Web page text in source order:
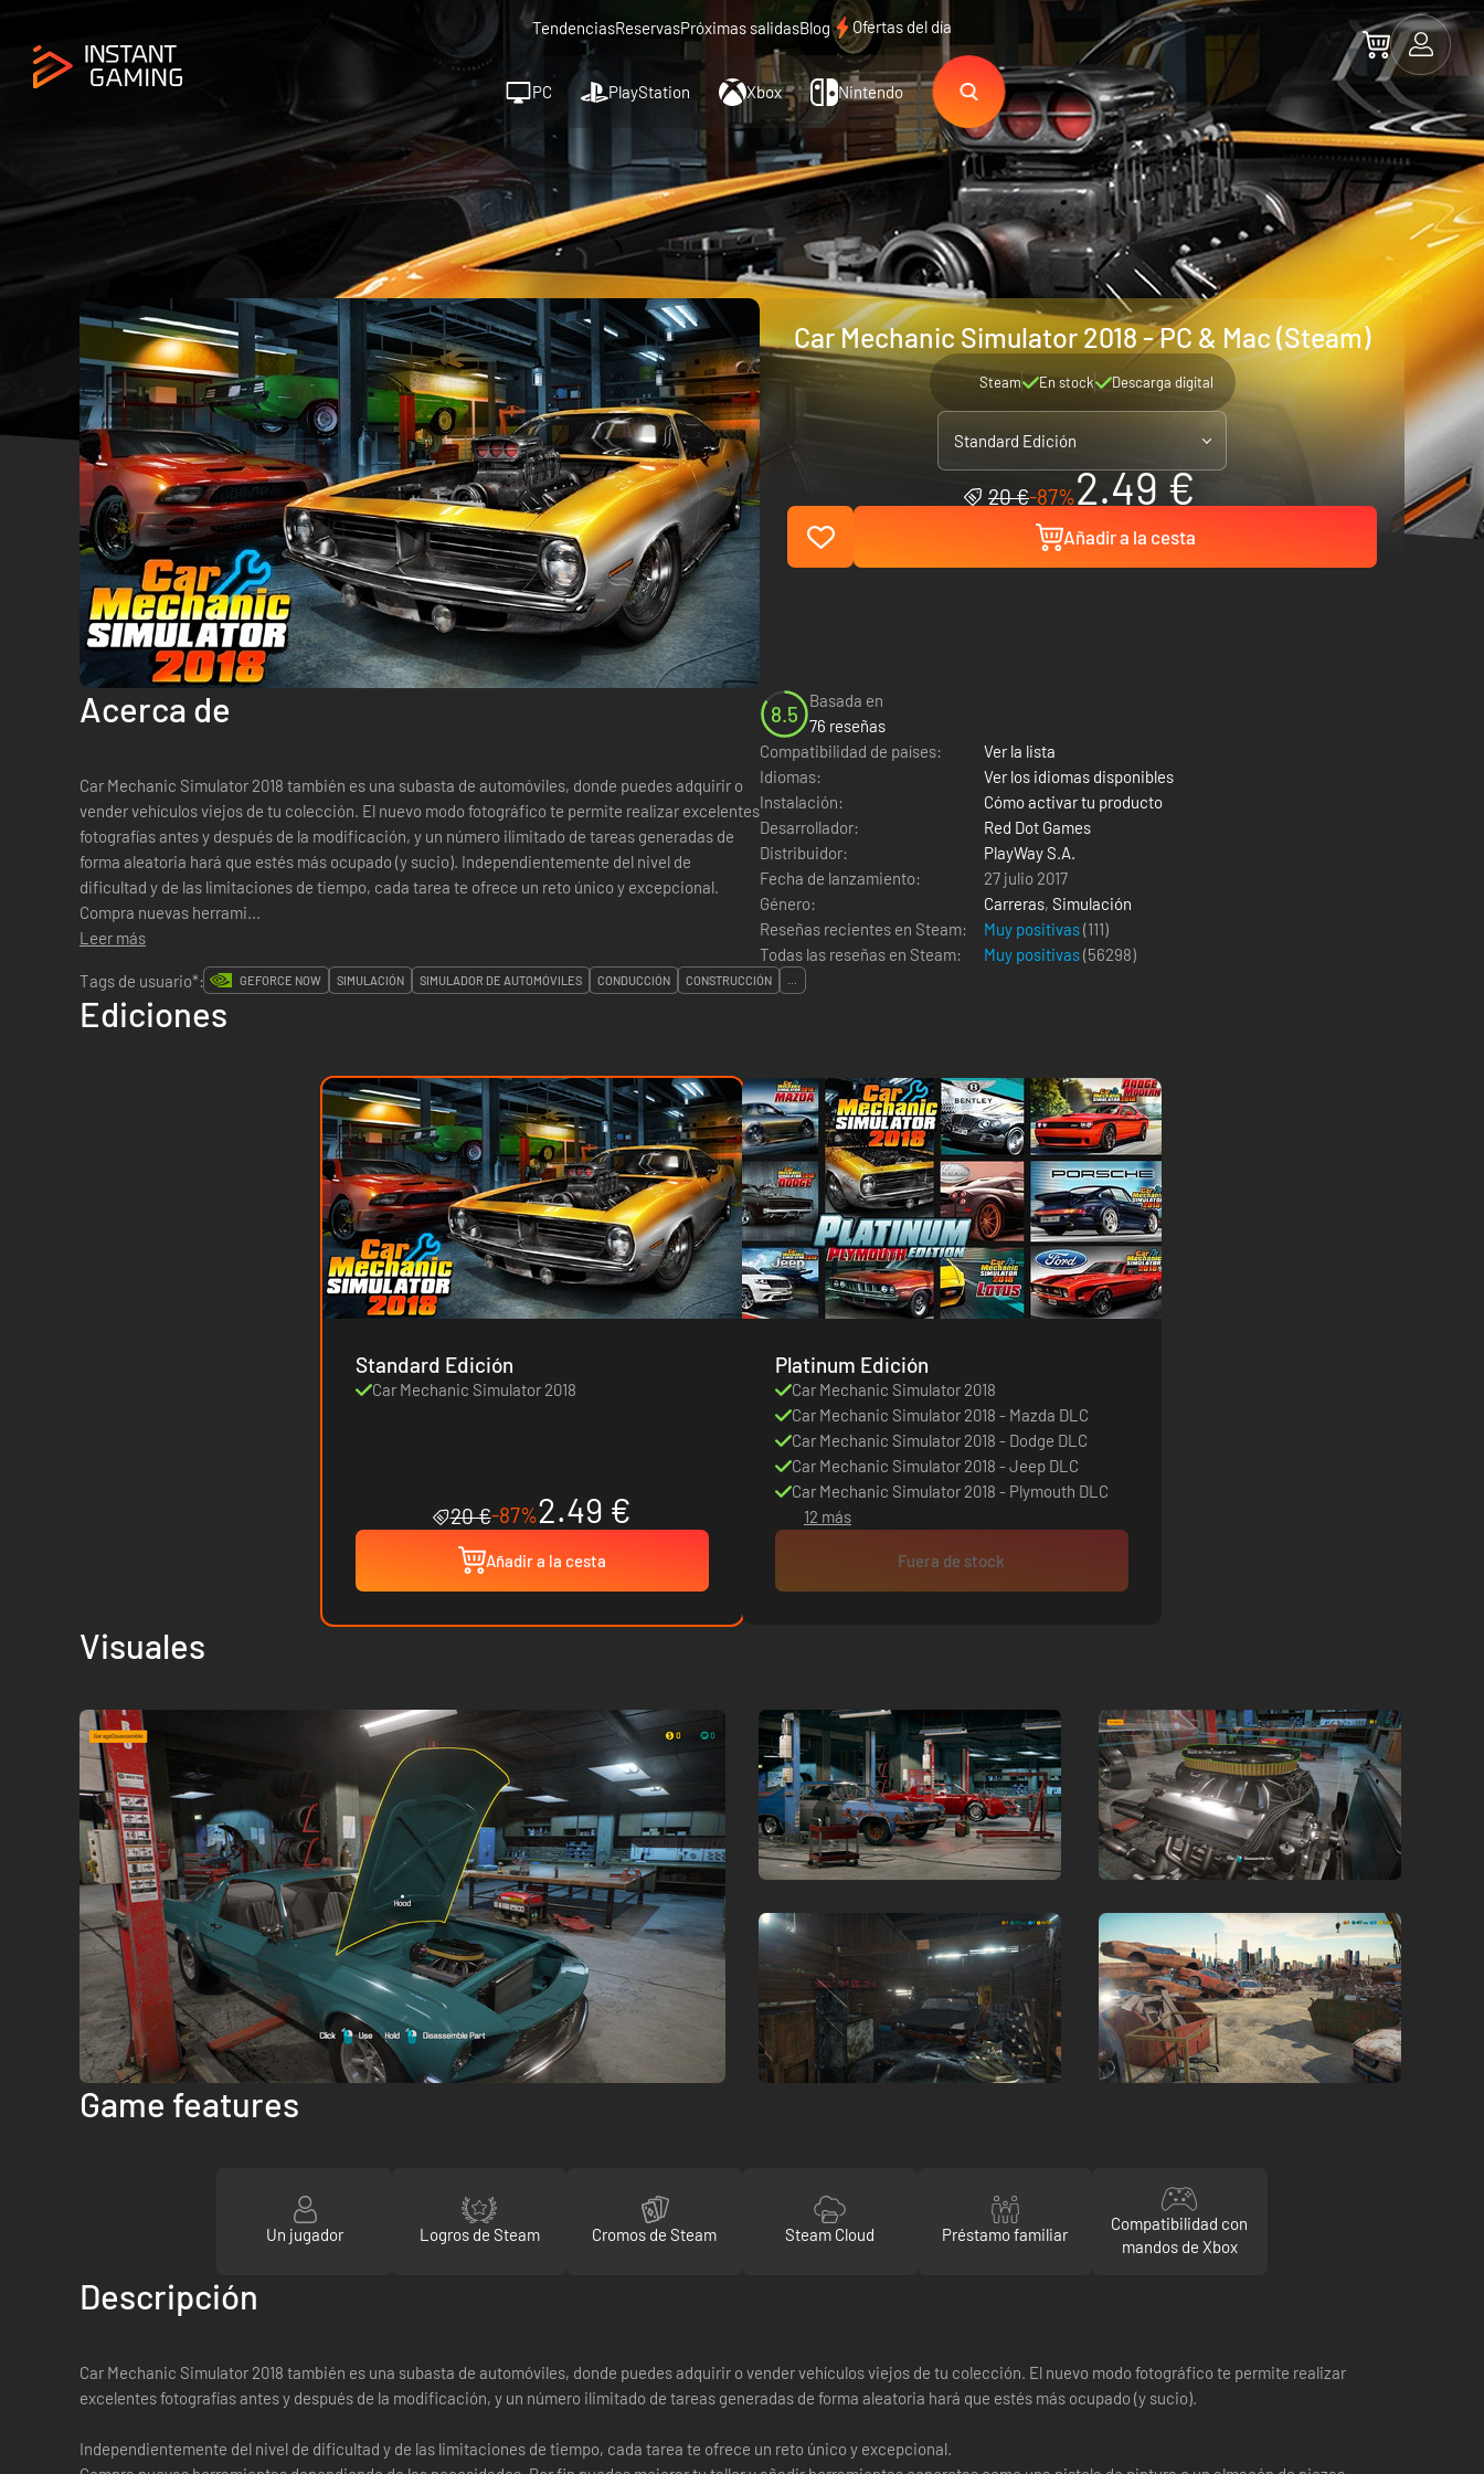
TendenciasReservasPróximas salidasBlog Ofertas del día
PC PlayStation Xbox Nintendo
Car Mechanic Simulator 2018 - PC & Mac (Steam)
Steam En stock Descarga digital
Standard Edición
20 €-87%2.49 €
Añadir a la cesta
Acerca de
Car Mechanic Simulator 2018 también es una subasta de automóviles, donde puedes adquirir o
vender vehículos viejos de tu colección. El nuevo modo fotográfico te permite realizar excelentes
fotografías antes y después de la modificación, y un número ilimitado de tareas generadas de
forma aleatoria hará que estés más ocupado (y sucio). Independientemente del nivel de
dificultad y de las limitaciones de tiempo, cada tarea te ofrece un reto único y excepcional.
Compra nuevas herrami...
Leer más
8.5
Basada en
76 reseñas
Compatibilidad de países:
Ver la lista
Idiomas:
Ver los idiomas disponibles
Instalación:
Cómo activar tu producto
Desarrollador:
Red Dot Games
Distribuidor:
PlayWay S.A.
Fecha de lanzamiento:
27 julio 2017
Género:
Carreras, Simulación
Reseñas recientes en Steam:
Muy positivas(111)
Todas las reseñas en Steam:
Muy positivas(56298)
Tags de usuario*:
GEFORCE NOW SIMULACIÓN SIMULADOR DE AUTOMÓVILES CONDUCCIÓN CONSTRUCCIÓN ...
Ediciones
Standard Edición
Car Mechanic Simulator 2018
20 €-87%2.49 €
Añadir a la cesta
Platinum Edición
Car Mechanic Simulator 2018
Car Mechanic Simulator 2018 - Mazda DLC
Car Mechanic Simulator 2018 - Dodge DLC
Car Mechanic Simulator 2018 - Jeep DLC
Car Mechanic Simulator 2018 - Plymouth DLC
12 más
Fuera de stock
Visuales
Game features
Un jugador Logros de Steam Cromos de Steam Steam Cloud Préstamo familiar
Compatibilidad con
mandos de Xbox
Descripción
Car Mechanic Simulator 2018 también es una subasta de automóviles, donde puedes adquirir o vender vehículos viejos de tu colección. El nuevo modo fotográfico te permite realizar
excelentes fotografías antes y después de la modificación, y un número ilimitado de tareas generadas de forma aleatoria hará que estés más ocupado (y sucio).
Independientemente del nivel de dificultad y de las limitaciones de tiempo, cada tarea te ofrece un reto único y excepcional.